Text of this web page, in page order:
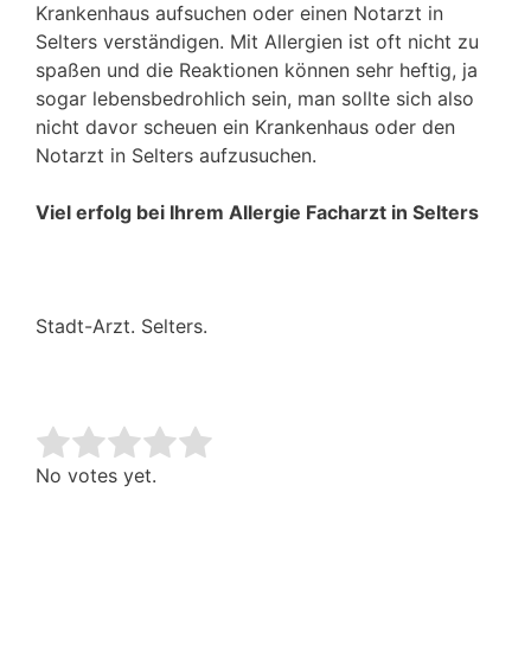
Krankenhaus aufsuchen oder einen Notarzt in
Selters verständigen. Mit Allergien ist oft nicht zu
spaßen und die Reaktionen können sehr heftig, ja
sogar lebensbedrohlich sein, man sollte sich also
nicht davor scheuen ein Krankenhaus oder den
Notarzt in Selters aufzusuchen.
Viel erfolg bei Ihrem Allergie Facharzt in Selters
Stadt-Arzt. Selters.
Rate this item:
No votes yet.